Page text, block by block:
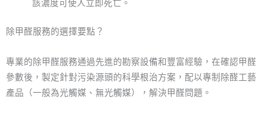
該濃度可使人立即死亡。
除甲醛服務的選擇要點？
專業的除甲醛服務通過先進的勘察設備和豐富經驗，在確認甲醛
參數後，製定針對污染源頭的科學根治方案，配以專制除醛工藝
產品（一般為光觸媒、無光觸媒），解決甲醛問題。